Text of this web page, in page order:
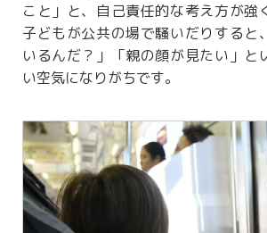
こと」と、自己責任的な考え方が強
子どもが公共の場で騒いだりすると
いるんだ？」「親の顔が見たい」と
い空気になりがちです。